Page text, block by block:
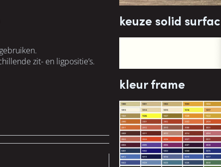
zit- en ligpositie’s.
keuze solid
kleur frame